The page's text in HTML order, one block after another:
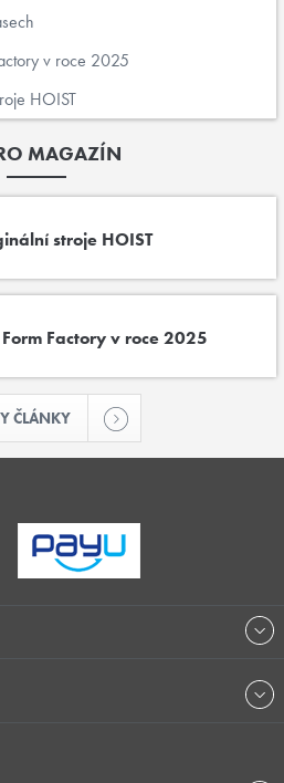
v roce 2025
HOIST
MAGAZÍN
stroje HOIST
Factory v roce 2025
ČLÁNKY